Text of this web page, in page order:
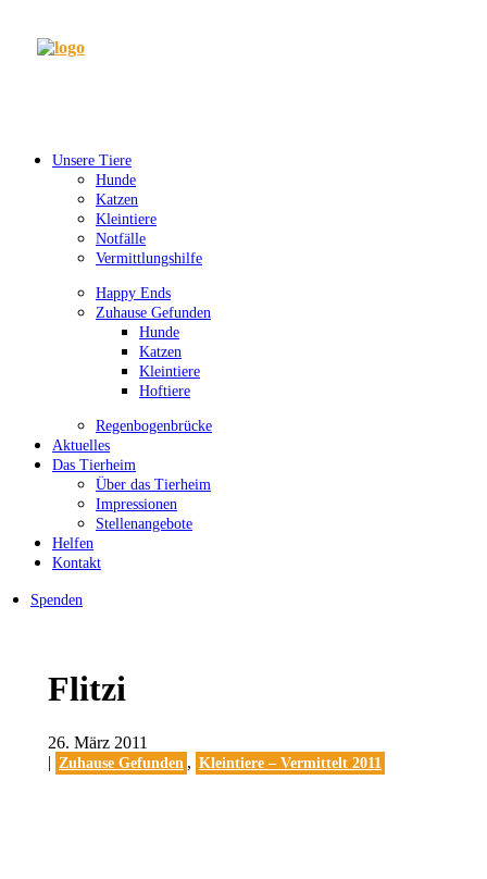
Unsere Tiere
Hunde
Katzen
Kleintiere
Notfälle
Vermittlungshilfe
Happy Ends
Zuhause Gefunden
Hunde
Katzen
Kleintiere
Hoftiere
Regenbogenbrücke
Aktuelles
Das Tierheim
Über das Tierheim
Impressionen
Stellenangebote
Helfen
Kontakt
Spenden
Flitzi
26. März 2011
| Zuhause Gefunden , Kleintiere – Vermittelt 2011